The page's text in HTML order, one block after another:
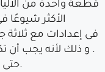
قطعة واحدة من
الأكثر شيوعًا
. و ذلك لأنه يجب
حتى يتم تثبيتها بشكل مناسب فى مكانها.